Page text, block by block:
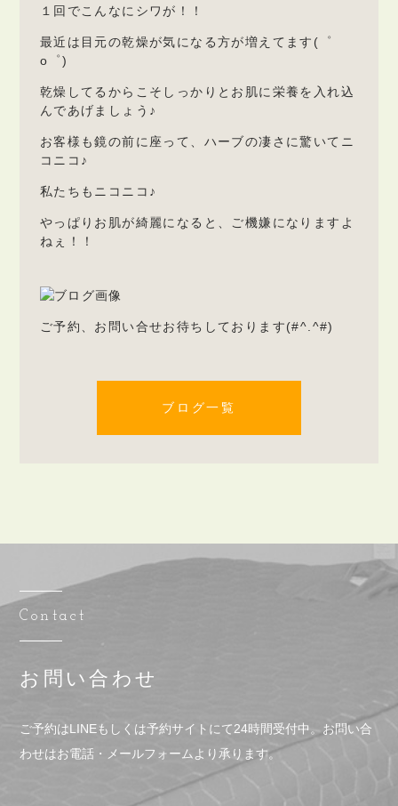
１回でこんなにシワが！！
最近は目元の乾燥が気になる方が増えてます(゜
o゜)
乾燥してるからこそしっかりとお肌に栄養を入れ込
んであげましょう♪
お客様も鏡の前に座って、ハーブの凄さに驚いてニ
コニコ♪
私たちもニコニコ♪
やっぱりお肌が綺麗になると、ご機嫌になりますよ
ねぇ！！
ご予約、お問い合せお待ちしております(#^.^#)
ブログ一覧
Contact
お問い合わせ
ご予約はLINEもしくは予約サイトにて24時間受付中。 お問い合
わせはお電話・メールフォームより承ります。